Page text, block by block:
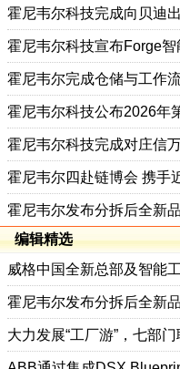
霍尼韦尔科技完成向贝迪
霍尼韦尔科技宣布Forge
霍尼韦尔科技公布2026年
霍尼韦尔科技完成对庄信
霍尼韦尔四赴链博会 携手
编辑精选
威格中国全新总部及智能
大力发展“工厂游”，七部门